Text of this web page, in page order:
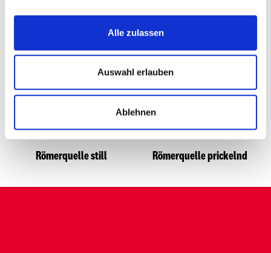
Alle zulassen
Auswahl erlauben
Ablehnen
Sprite Fanta
Römerquelle still Römerquelle prickelnd